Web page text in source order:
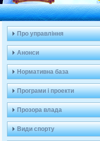
Про управління
Анонси
Нормативна база
Програми і проекти
Прозора влада
Види спорту